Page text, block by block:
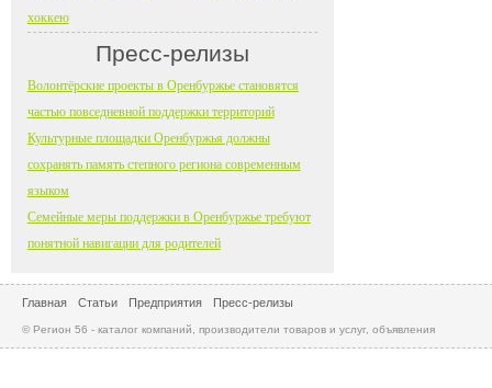
хоккею
Пресс-релизы
Волонтёрские проекты в Оренбуржье становятся
частью повседневной поддержки территорий
Культурные площадки Оренбуржья должны
сохранять память степного региона современным
языком
Семейные меры поддержки в Оренбуржье требуют
понятной навигации для родителей
Главная Статьи Предприятия Пресс-релизы
© Регион 56 - каталог компаний, производители товаров и услуг, объявления